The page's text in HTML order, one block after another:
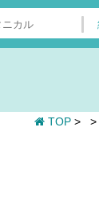
TOP > >